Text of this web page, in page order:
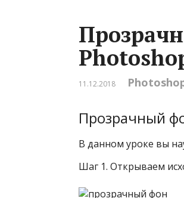
11.12.2018
Прозрачный
В данном уроке вы
Шаг 1. Открываем